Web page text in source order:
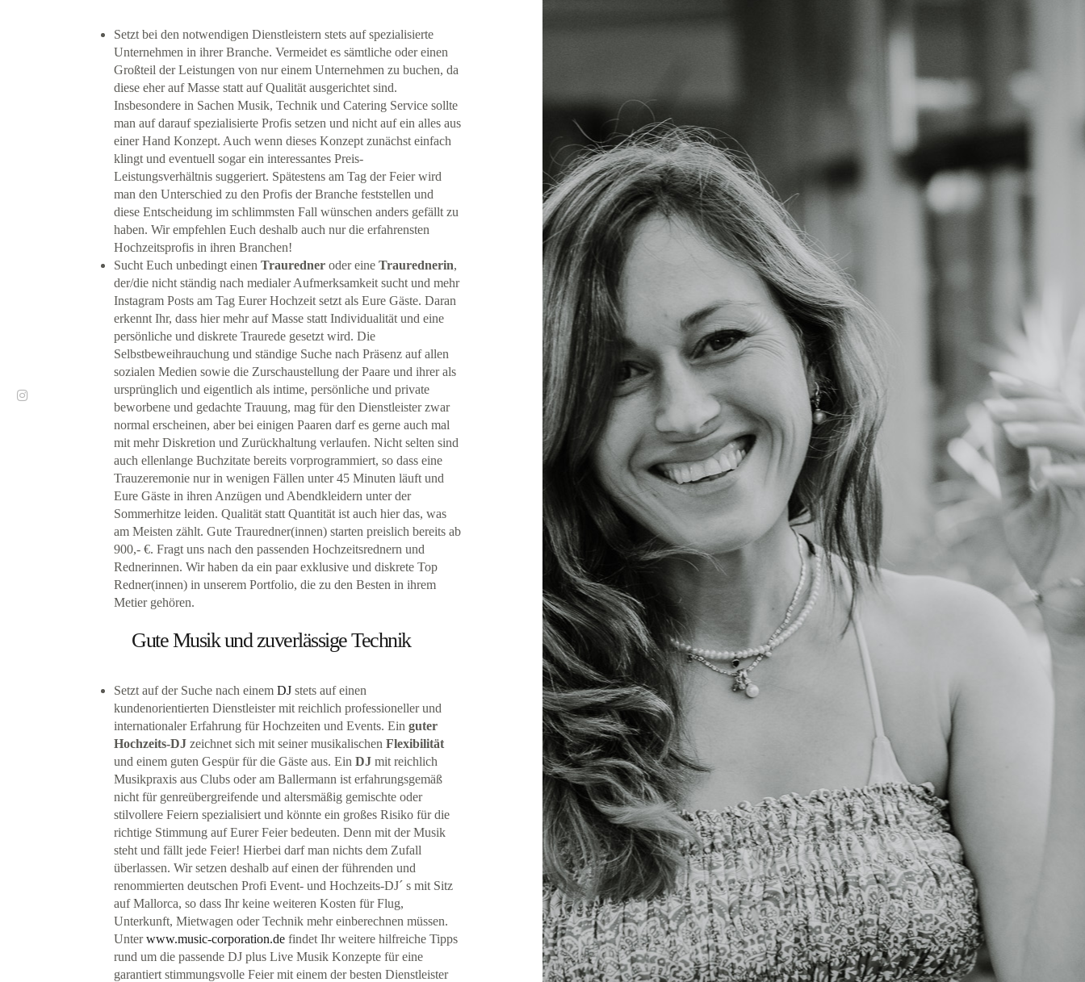
Setzt bei den notwendigen Dienstleistern stets auf spezialisierte
Unternehmen in ihrer Branche. Vermeidet es sämtliche oder einen
Großteil der Leistungen von nur einem Unternehmen zu buchen, da
diese eher auf Masse statt auf Qualität ausgerichtet sind.
Insbesondere in Sachen Musik, Technik und Catering Service sollte
man auf darauf spezialisierte Profis setzen und nicht auf ein alles aus
einer Hand Konzept. Auch wenn dieses Konzept zunächst einfach
klingt und eventuell sogar ein interessantes Preis-
Leistungsverhältnis suggeriert. Spätestens am Tag der Feier wird
man den Unterschied zu den Profis der Branche feststellen und
diese Entscheidung im schlimmsten Fall wünschen anders gefällt zu
haben. Wir empfehlen Euch deshalb auch nur die erfahrensten
Hochzeitsprofis in ihren Branchen!
Sucht Euch unbedingt einen Trauredneroder eine Traurednerin,
der/die nicht ständig nach medialer Aufmerksamkeit sucht und mehr
Instagram Posts am Tag Eurer Hochzeit setzt als Eure Gäste. Daran
erkennt Ihr, dass hier mehr auf Masse statt Individualität und eine
persönliche und diskrete Traurede gesetzt wird. Die
Selbstbeweihrauchung und ständige Suche nach Präsenz auf allen
sozialen Medien sowie die Zurschaustellung der Paare und ihrer als
ursprünglich und eigentlich als intime, persönliche und private
beworbene und gedachte Trauung, mag für den Dienstleister zwar
normal erscheinen, aber bei einigen Paaren darf es gerne auch mal
mit mehr Diskretion und Zurückhaltung verlaufen. Nicht selten sind
auch ellenlange Buchzitate bereits vorprogrammiert, so dass eine
Trauzeremonie nur in wenigen Fällen unter 45 Minuten läuft und
Eure Gäste in ihren Anzügen und Abendkleidern unter der
Sommerhitze leiden. Qualität statt Quantität ist auch hier das, was
am Meisten zählt. Gute Trauredner(innen) starten preislich bereits ab
900,- €. Fragt uns nach den passenden Hochzeitsrednern und
Rednerinnen. Wir haben da ein paar exklusive und diskrete Top
Redner(innen) in unserem Portfolio, die zu den Besten in ihrem
Metier gehören.
Gute Musik und zuverlässige Technik
Setzt auf der Suche nach einem DJstets auf einen
kundenorientierten Dienstleister mit reichlich professioneller und
internationaler Erfahrung für Hochzeiten und Events. Ein guter
Hochzeits-DJzeichnet sich mit seiner musikalischen Flexibilität
und einem guten Gespür für die Gäste aus. Ein DJmit reichlich
Musikpraxis aus Clubs oder am Ballermann ist erfahrungsgemäß
nicht für genreübergreifende und altersmäßig gemischte oder
stilvollere Feiern spezialisiert und könnte ein großes Risiko für die
richtige Stimmung auf Eurer Feier bedeuten. Denn mit der Musik
steht und fällt jede Feier! Hierbei darf man nichts dem Zufall
überlassen. Wir setzen deshalb auf einen der führenden und
renommierten deutschen Profi Event- und Hochzeits-DJ´ s mit Sitz
auf Mallorca, so dass Ihr keine weiteren Kosten für Flug,
Unterkunft, Mietwagen oder Technik mehr einberechnen müssen.
Unterwww.music-corporation.defindet Ihr weitere hilfreiche Tipps
rund um die passende DJ plus Live Musik Konzepte für eine
garantiert stimmungsvolle Feier mit einem der besten Dienstleister